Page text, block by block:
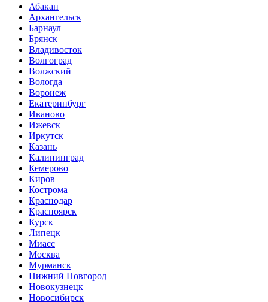
Абакан
Архангельск
Барнаул
Брянск
Владивосток
Волгоград
Волжский
Вологда
Воронеж
Екатеринбург
Иваново
Ижевск
Иркутск
Казань
Калининград
Кемерово
Киров
Кострома
Краснодар
Красноярск
Курск
Липецк
Миасс
Москва
Мурманск
Нижний Новгород
Новокузнецк
Новосибирск